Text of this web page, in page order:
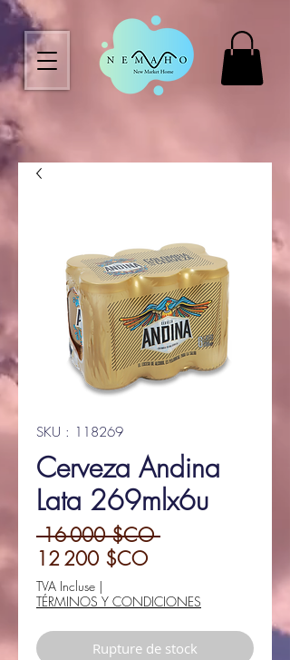
SKU : 118269
Cerveza Andina
Lata 269mlx6u
16 000 $CO Prix
12 200 $COPrix
TVA Incluse |
TÉRMINOS Y CONDICIONES
Rupture de stock